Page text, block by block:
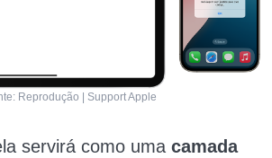
Reprodução | Support Apple
servirá como uma camada